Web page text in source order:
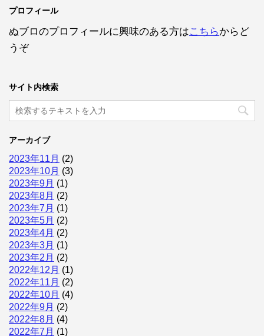
プロフィール
ぬブロのプロフィールに興味のある方はこちらからど
うぞ
サイト内検索
アーカイブ
2023年11月 (2)
2023年10月 (3)
2023年9月 (1)
2023年8月 (2)
2023年7月 (1)
2023年5月 (2)
2023年4月 (2)
2023年3月 (1)
2023年2月 (2)
2022年12月 (1)
2022年11月 (2)
2022年10月 (4)
2022年9月 (2)
2022年8月 (4)
2022年7月 (1)